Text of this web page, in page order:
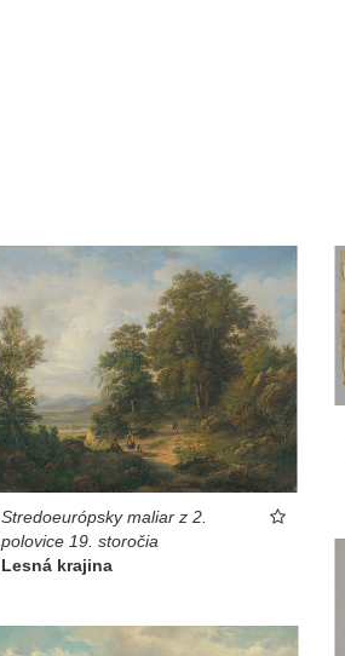
Stredoeurópsky maliar z 2.
polovice 19. storočia
Lesná krajina